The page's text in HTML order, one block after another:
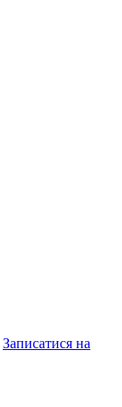
Записатися на